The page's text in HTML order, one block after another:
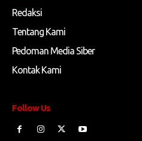
Redaksi
Tentang Kami
Pedoman Media Siber
Kontak Kami
Follow Us